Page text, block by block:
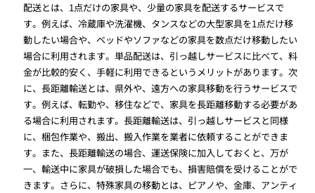
配送とは、1点だけの家具や、少量の家具を配送するサービスで
す。例えば、冷蔵庫や洗濯機、タンスなどの大型家具を1点だけ移
動したい場合や、ベッドやソファなどの家具を数点だけ移動したい
場合に利用されます。単品配送は、引っ越しサービスに比べて、料
金が比較的安く、手軽に利用できるというメリットがあります。次
に、長距離輸送とは、県外や、遠方への家具移動を行うサービスで
す。例えば、転勤や、移住などで、家具を長距離移動する必要があ
る場合に利用されます。長距離輸送は、引っ越しサービスと同様
に、梱包作業や、搬出、搬入作業を業者に依頼することができま
す。また、長距離輸送の場合、運送保険に加入しておくと、万が
一、輸送中に家具が破損した場合でも、損害賠償を受けることがで
きます。さらに、特殊家具の移動とは、ピアノや、金庫、アンティ